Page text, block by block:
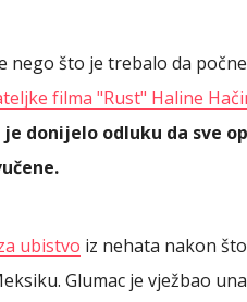
nego što je trebalo da
filma "Rust" Haline
donijelo odluku da sve
ubistvo iz nehata nakon
Glumac je vježbao